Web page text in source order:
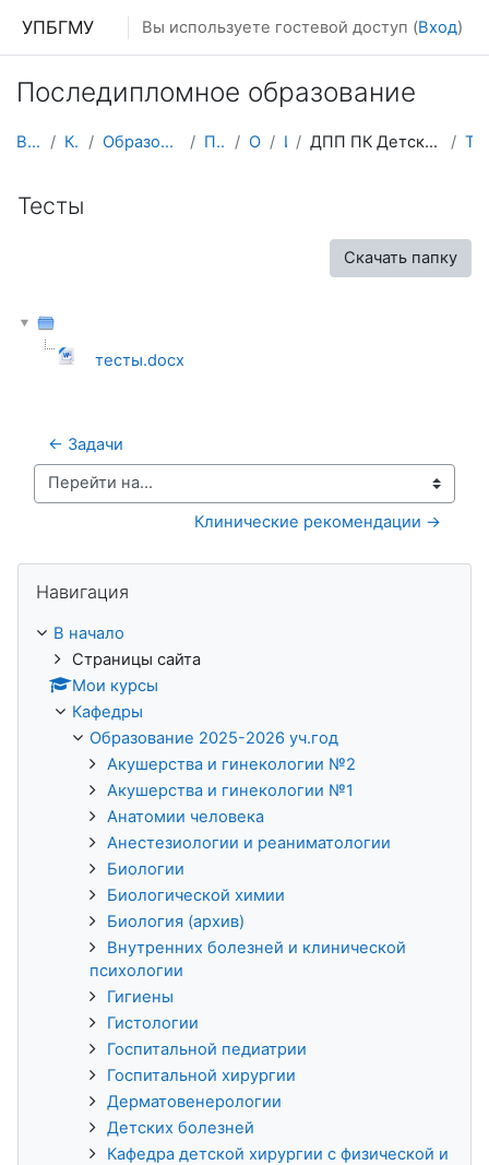
УПБГМУ Вы используете гостевой доступ (Вход)
Последипломное образование
В начало Кафедры Образование 2025-2026 уч.год Педиатрии О курсе ИПО ДПП ПК Детская гематология, онкология , 72 часа
Тесты
Скачать папку
тесты.docx
← Задачи
Перейти на...
Клинические рекомендации →
Навигация
В начало
Страницы сайта
Мои курсы
Кафедры
Образование 2025-2026 уч.год
Акушерства и гинекологии №2
Акушерства и гинекологии №1
Анатомии человека
Анестезиологии и реаниматологии
Биологии
Биологической химии
Биология (архив)
Внутренних болезней и клинической
психологии
Гигиены
Гистологии
Госпитальной педиатрии
Госпитальной хирургии
Дерматовенерологии
Детских болезней
Кафедра детской хирургии с физической и